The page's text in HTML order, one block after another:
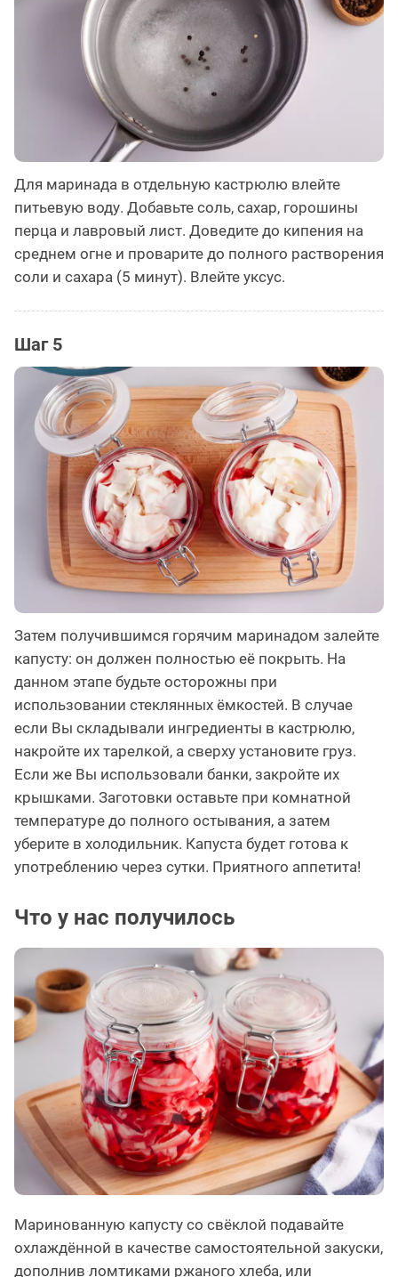
Для маринада в отдельную кастрюлю влейте
питьевую воду. Добавьте соль, сахар, горошины
перца и лавровый лист. Доведите до кипения на
среднем огне и проварите до полного растворения
соли и сахара (5 минут). Влейте уксус.
Шаг 5
Затем получившимся горячим маринадом залейте
капусту: он должен полностью её покрыть. На
данном этапе будьте осторожны при
использовании стеклянных ёмкостей. В случае
если Вы складывали ингредиенты в кастрюлю,
накройте их тарелкой, а сверху установите груз.
Если же Вы использовали банки, закройте их
крышками. Заготовки оставьте при комнатной
температуре до полного остывания, а затем
уберите в холодильник. Капуста будет готова к
употреблению через сутки. Приятного аппетита!
Что у нас получилось
Маринованную капусту со свёклой подавайте
охлаждённой в качестве самостоятельной закуски,
дополнив ломтиками ржаного хлеба, или